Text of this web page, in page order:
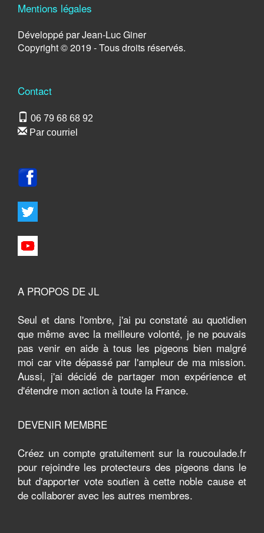
Mentions légales
Développé par Jean-Luc Giner
Copyright © 2019 - Tous droits réservés.
Contact
06 79 68 68 92
Par courriel
A PROPOS DE JL
Seul et dans l'ombre, j'ai pu constaté au quotidien
que même avec la meilleure volonté, je ne pouvais
pas venir en aide à tous les pigeons bien malgré
moi car vite dépassé par l'ampleur de ma mission.
Aussi, j'ai décidé de partager mon expérience et
d'étendre mon action à toute la France.
DEVENIR MEMBRE
Créez un compte gratuitement sur la roucoulade.fr
pour rejoindre les protecteurs des pigeons dans le
but d'apporter vote soutien à cette noble cause et
de collaborer avec les autres membres.